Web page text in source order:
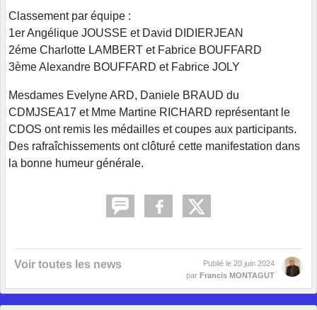
Classement par équipe :
1er Angélique JOUSSE et David DIDIERJEAN
2éme Charlotte LAMBERT et Fabrice BOUFFARD
3ème Alexandre BOUFFARD et Fabrice JOLY
Mesdames Evelyne ARD, Daniele BRAUD du
CDMJSEA17 et Mme Martine RICHARD représentant le
CDOS ont remis les médailles et coupes aux participants.
Des rafraîchissements ont clôturé cette manifestation dans
la bonne humeur générale.
Voir toutes les news Publié le 20 juin 2024
par Francis MONTAGUT